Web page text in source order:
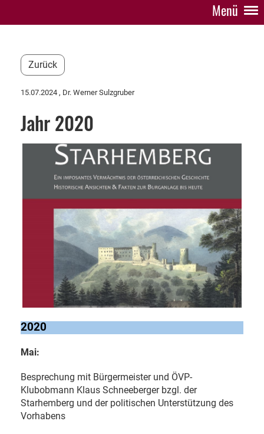
Menü
Zurück
15.07.2024 , Dr. Werner Sulzgruber
Jahr 2020
2020
Mai:
Besprechung mit Bürgermeister und ÖVP-
Klubobmann Klaus Schneeberger bzgl. der
Starhemberg und der politischen Unterstützung des
Vorhabens